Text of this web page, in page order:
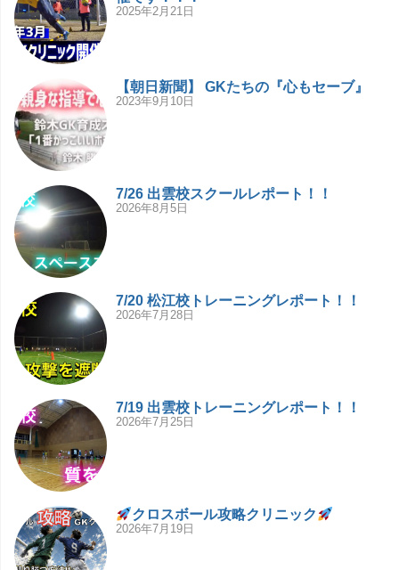
2025年2月21日
【朝日新聞】 GKたちの『心もセーブ』
2023年9月10日
7/26 出雲校スクールレポート！！
2026年8月5日
7/20 松江校トレーニングレポート！！
2026年7月28日
7/19 出雲校トレーニングレポート！！
2026年7月25日
クロスボール攻略クリニック
2026年7月19日